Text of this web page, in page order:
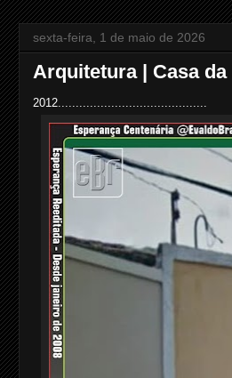
sexta-feira, 1 de maio de 2026
Arquitetura | Casa da
2012..........................................